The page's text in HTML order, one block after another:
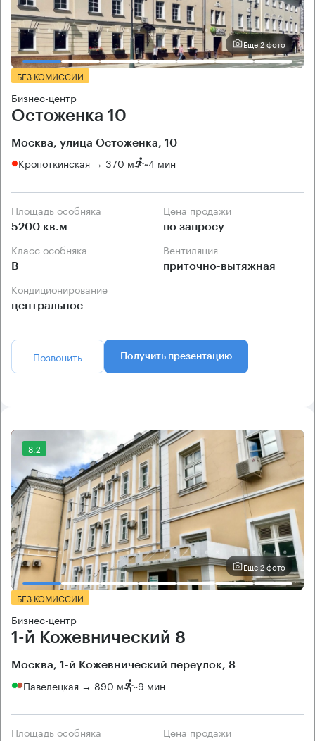
Еще 2 фото
БЕЗ КОМИССИИ
Бизнес-центр
Остоженка 10
Москва, улица Остоженка, 10
Кропоткинская → 370 м ~4 мин
Площадь особняка
5200 кв.м
Цена продажи
по запросу
Класс особняка
B
Вентиляция
приточно-вытяжная
Кондиционирование
центральное
Позвонить Получить презентацию
8.2
Еще 2 фото
БЕЗ КОМИССИИ
Бизнес-центр
1-й Кожевнический 8
Москва, 1-й Кожевнический переулок, 8
Павелецкая → 890 м ~9 мин
Площадь особняка Цена продажи